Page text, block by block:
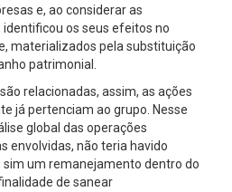
e, ao considerar as
os seus efeitos no
materializados pela substituição
patrimonial.
relacionadas, assim, as ações
já pertenciam ao grupo. Nesse
global das operações
envolvidas, não teria havido
sim um remanejamento dentro do
de sanear